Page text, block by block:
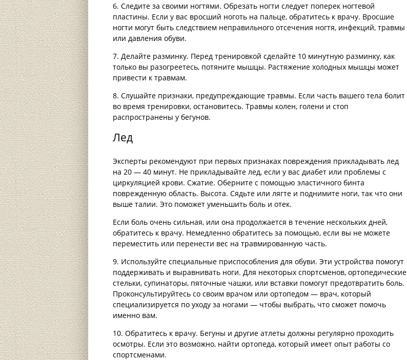
6. Следите за своими ногтями. Обрезать ногти следует поперек ногтевой
пластины. Если у вас вросший ноготь на пальце, обратитесь к врачу. Вросшие
ногти могут быть следствием неправильного отсечения ногтя, инфекций, травмы
или давления обуви.
7. Делайте разминку. Перед тренировкой сделайте 10 минутную разминку, как
только вы разогреетесь, потяните мышцы. Растяжение холодных мышцы может
привести к травмам.
8. Слушайте признаки, предупреждающие травмы. Если часть вашего тела болит
во время тренировки, остановитесь. Травмы колен, голени и стоп
распространены у бегунов.
Лед
Эксперты рекомендуют при первых признаках повреждения прикладывать лед
на 20 — 40 минут. Не прикладывайте лед, если у вас диабет или проблемы с
циркуляцией крови. Сжатие. Оберните с помощью эластичного бинта
поврежденную область. Высота. Сядьте или лягте и поднимите ноги, так что они
выше талии. Это поможет уменьшить боль и отек.
Если боль очень сильная, или она продолжается в течение нескольких дней,
обратитесь к врачу. Немедленно обратитесь за помощью, если вы не можете
переместить или перенести вес на травмированную часть.
9. Используйте специальные приспособления для обуви. Эти устройства помогут
поддерживать и выравнивать ноги. Для некоторых спортсменов, ортопедические
стельки, супинаторы, пяточные чашки, или вставки помогут предотвратить боль.
Проконсультируйтесь со своим врачом или ортопедом — врач, который
специализируется по уходу за ногами — чтобы выбрать, что сможет помочь
именно вам.
10. Обратитесь к врачу. Бегуны и другие атлеты должны регулярно проходить
осмотры. Если это возможно, найти ортопеда, который имеет опыт работы со
спортсменами.